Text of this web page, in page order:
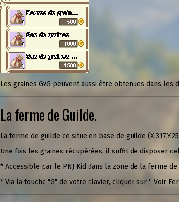
Les graines GvG peuvent aussi être obtenues dans les
La ferme de Guilde.
La ferme de guilde ce situe en base de guilde
Une fois les graines récupérées, il suffit de disposer
* Accessible par le PNJ Kid dans la zone de la ferme de
* Via la touche "G" de votre clavier, cliquer sur “ Voir